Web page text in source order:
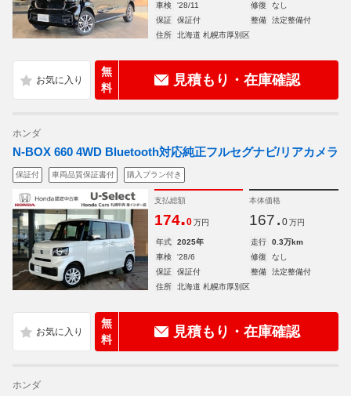
車検
'28/11 修復
なし
保証
保証付 整備
法定整備付
住所
北海道 札幌市厚別区
無
料
見積もり・在庫確認
ホンダ
N-BOX 660 4WD Bluetooth対応純正フルセグナビ/リアカメラ
保証付 車両品質保証書付 購入プラン付き
支払総額
174.0 万円
本体価格
167. 0 万円
年式 2025年 走行
0.3万km
車検
'28/6 修復
なし
保証
保証付 整備
法定整備付
住所
北海道 札幌市厚別区
無
料
見積もり・在庫確認
ホンダ